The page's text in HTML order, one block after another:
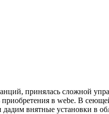
принялась сложной
в webе. В
внятные установки в